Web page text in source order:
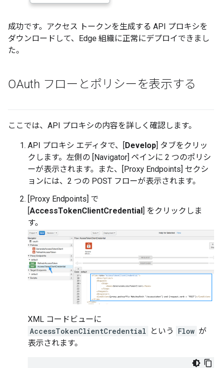
成功です。アクセス トークンを生成する API プロキシを
ダウンロードして、Edge 組織に正常にデプロイできまし
た。
OAuth フローとポリシーを表示する
ここでは、API プロキシの内容を詳しく確認します。
API プロキシ エディタで、[Develop] タブをクリッ
クします。左側の [Navigator] ペインに 2 つのポリシ
ーが表示されます。また、[Proxy Endpoints] セクシ
ョンには、2 つの POST フローが表示されます。
[Proxy Endpoints] で
[AccessTokenClientCredential] をクリックしま
す。
XML コードビューに
AccessTokenClientCredential
という Flow が
表示されます。